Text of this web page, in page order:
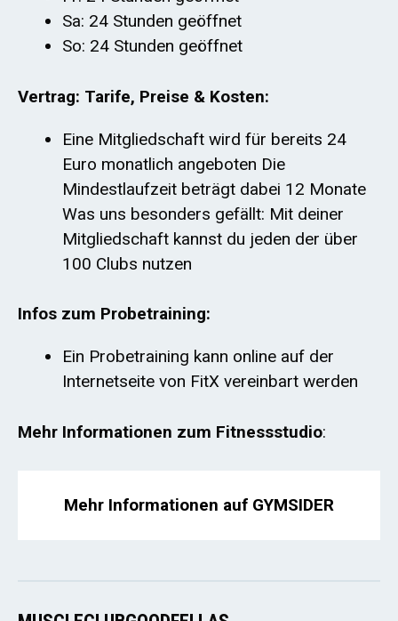
Sa: 24 Stunden geöffnet
So: 24 Stunden geöffnet
Vertrag: Tarife, Preise & Kosten:
Eine Mitgliedschaft wird für bereits 24
Euro monatlich angeboten Die
Mindestlaufzeit beträgt dabei 12 Monate
Was uns besonders gefällt: Mit deiner
Mitgliedschaft kannst du jeden der über
100 Clubs nutzen
Infos zum Probetraining:
Ein Probetraining kann online auf der
Internetseite von FitX vereinbart werden
Mehr Informationen zum Fitnessstudio:
Mehr Informationen auf GYMSIDER